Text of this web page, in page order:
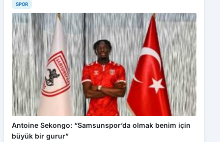
SPOR
Antoine Sekongo: “Samsunspor’da olmak benim için
büyük bir gurur”